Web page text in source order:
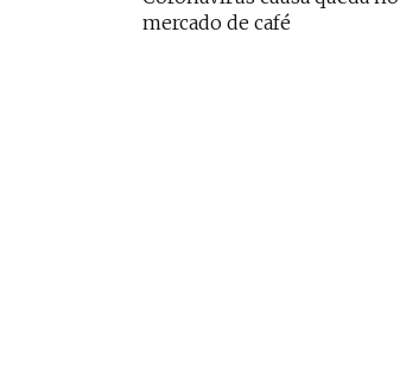
mercado de café